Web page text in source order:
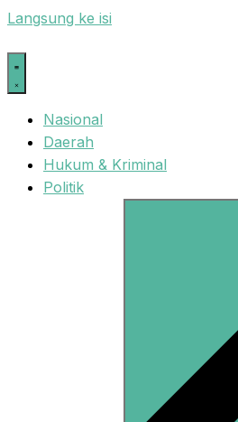
Langsung ke isi
Nasional
Daerah
Hukum & Kriminal
Politik